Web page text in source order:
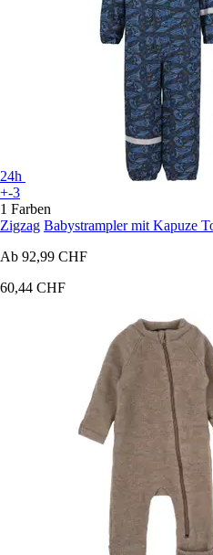
24h
+-3
1 Farben
Zigzag Babystrampler mit Kapuze
Ab 92,99 CHF
60,44 CHF